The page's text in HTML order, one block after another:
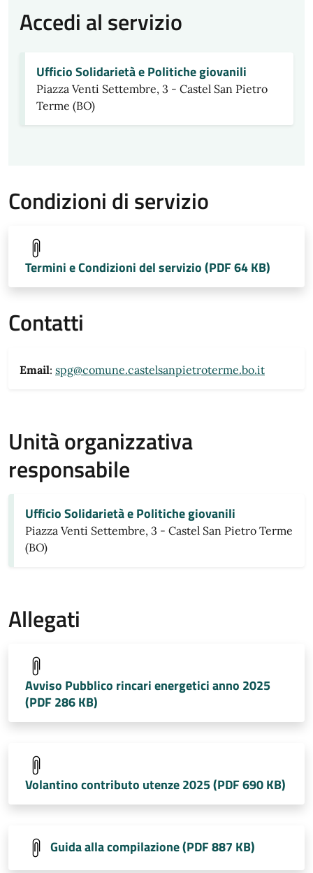
Accedi al servizio
Ufficio Solidarietà e Politiche giovanili
Piazza Venti Settembre, 3 - Castel San Pietro
Terme (BO)
Condizioni di servizio
Termini e Condizioni del servizio (PDF 64 KB)
Contatti
Email: spg@comune.castelsanpietroterme.bo.it
Unità organizzativa
responsabile
Ufficio Solidarietà e Politiche giovanili
Piazza Venti Settembre, 3 - Castel San Pietro Terme
(BO)
Allegati
Avviso Pubblico rincari energetici anno 2025
(PDF 286 KB)
Volantino contributo utenze 2025 (PDF 690 KB)
Guida alla compilazione (PDF 887 KB)